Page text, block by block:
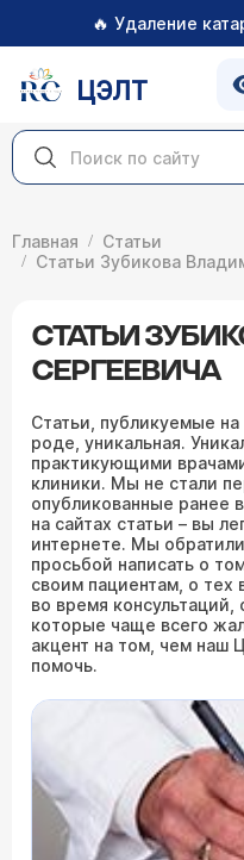
🔥 Удаление
ЦЭЛТ
Главная
Статьи
Статьи Зубикова
СТАТЬИ
СЕРГЕЕВИЧА
Статьи, публикуемые
роде, уникальная.
практикующими
клиники. Мы не стали
опубликованные ранее
на сайтах статьи – вы
интернете. Мы
просьбой написать о
своим пациентам, о
во время консультаций,
которые чаще всего
акцент на том, чем наш
помочь.